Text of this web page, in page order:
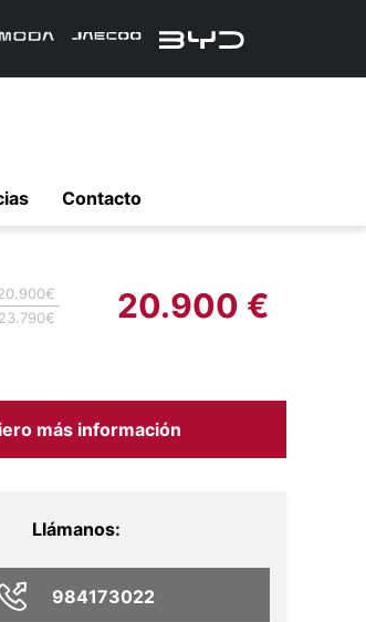
Contacto
23.790€ 20.900 €
más información
Llámanos:
984173022